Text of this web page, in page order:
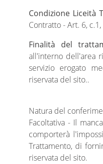
Condizione Liceità
Contratto - Art. 6,
Finalità del
all'interno dell'area
servizio erogato
riservata del sito..
Natura del
Facoltativa - Il
comporterà
Trattamento, di
riservata del sito.